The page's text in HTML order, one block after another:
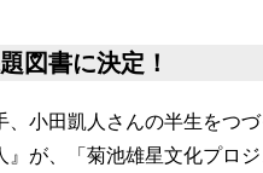
図書に決定！
、小田凱人さんの半生をつ
』が、「菊池雄星文化プロ